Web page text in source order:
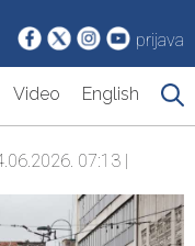
prijava
Video English
07:13 |